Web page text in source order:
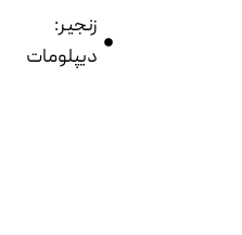
زنجیر:
دیپلومات